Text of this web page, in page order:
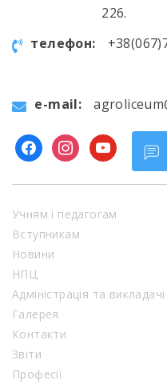
226.
телефон:
e-mail:
facebookinstagram
youtube
Учням і педагогам
Вступникам
Новини
НПЦ
Адміністрація та викладачі
Галерея
Контакти
Звіти
Професії